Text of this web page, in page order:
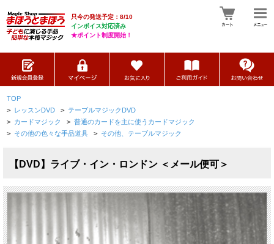
只今の発送予定：8/10
インボイス対応済み
★ポイント制度開始！
TOP
> レッスンDVD > テーブルマジックDVD
> カードマジック > 普通のカードを主に使うカードマジック
> その他の色々な手品道具 > その他、テーブルマジック
【DVD】ライブ・イン・ロンドン ＜メール便可＞